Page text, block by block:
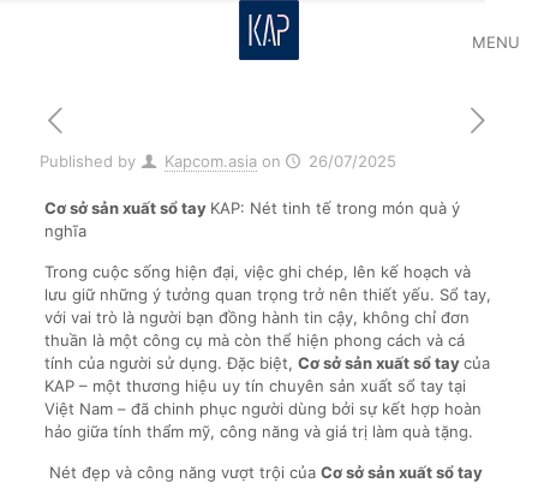
MENU
Published by Kapcom.asia on 26/07/2025
Cơ sở sản xuất sổ tay KAP: Nét tinh tế trong món quà ý
nghĩa
Trong cuộc sống hiện đại, việc ghi chép, lên kế hoạch và
lưu giữ những ý tưởng quan trọng trở nên thiết yếu. Sổ tay,
với vai trò là người bạn đồng hành tin cậy, không chỉ đơn
thuần là một công cụ mà còn thể hiện phong cách và cá
tính của người sử dụng. Đặc biệt, Cơ sở sản xuất sổ taycủa
KAP – một thương hiệu uy tín chuyên sản xuất sổ tay tại
Việt Nam – đã chinh phục người dùng bởi sự kết hợp hoàn
hảo giữa tính thẩm mỹ, công năng và giá trị làm quà tặng.
Nét đẹp và công năng vượt trội của Cơ sở sản xuất sổ tay